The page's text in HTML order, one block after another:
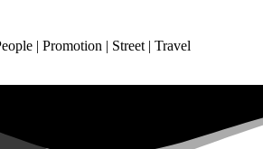
| Promotion | Street | Travel